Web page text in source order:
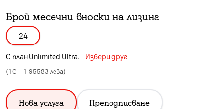
Брой месечни вноски на лизинг
24
С план Unlimited Ultra. Избери друг
(1€ = 1.95583 лева)
Нова услуга Преподписване